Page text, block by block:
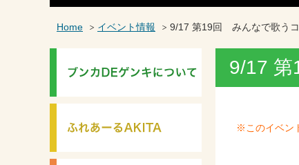
Home イベント情報 9/17 第19回 みんなで歌うコ
9/17
※このイベン